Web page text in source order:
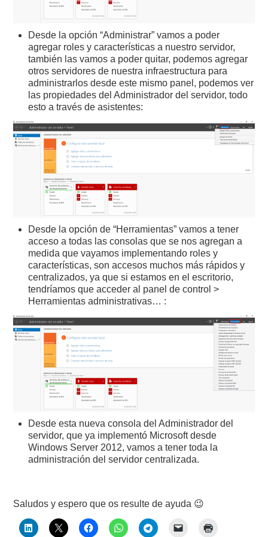
Desde la opción “Administrar” vamos a poder
agregar roles y características a nuestro servidor,
también las vamos a poder quitar, podemos agregar
otros servidores de nuestra infraestructura para
administrarlos desde este mismo panel, podemos ver
las propiedades del Administrador del servidor, todo
esto a través de asistentes:
Desde la opción de “Herramientas” vamos a tener
acceso a todas las consolas que se nos agregan a
medida que vayamos implementando roles y
características, son accesos muchos más rápidos y
centralizados, ya que si estamos en el escritorio,
tendríamos que acceder al panel de control >
Herramientas administrativas… :
Desde esta nueva consola del Administrador del
servidor, que ya implementó Microsoft desde
Windows Server 2012, vamos a tener toda la
administración del servidor centralizada.
Saludos y espero que os resulte de ayuda 😉